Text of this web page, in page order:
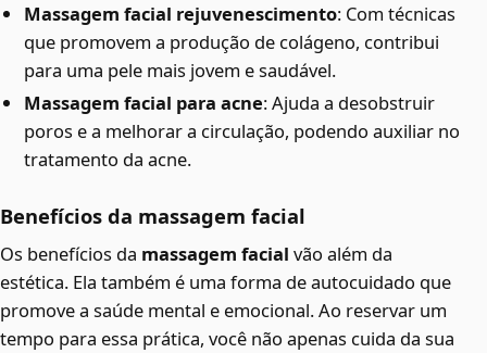
Massagem facial rejuvenescimento: Com técnicas
que promovem a produção de colágeno, contribui
para uma pele mais jovem e saudável.
Massagem facial para acne: Ajuda a desobstruir
poros e a melhorar a circulação, podendo auxiliar no
tratamento da acne.
Benefícios da massagem facial
Os benefícios da massagem facial vão além da
estética. Ela também é uma forma de autocuidado que
promove a saúde mental e emocional. Ao reservar um
tempo para essa prática, você não apenas cuida da sua